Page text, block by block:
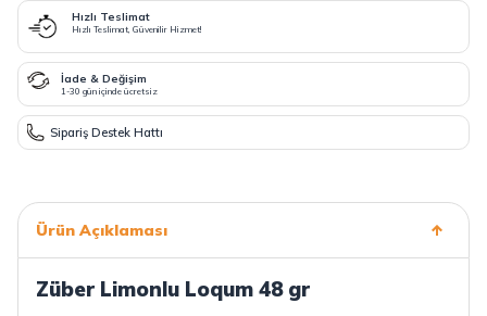
Hızlı Teslimat
Hızlı Teslimat, Güvenilir Hizmet!
İade & Değişim
1-30 gün içinde ücretsiz
Sipariş Destek Hattı
Ürün Açıklaması
Züber Limonlu Loqum 48 gr